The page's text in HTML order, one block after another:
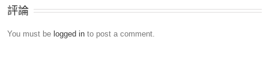
評論
You must be logged in to post a comment.